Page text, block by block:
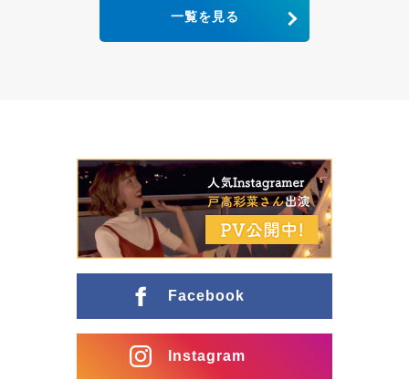
会！ 12月3日(土)4日(日) ■会場：大分県大分市宮河内
ご予約いただいた方には、現地地図をメールまたは郵
一列分多い仕様になっています ダイニング スタイリ
ッシュなキッチンから見えるダイニングにはＷ2600の
壁面収納があり 洗練された3枚引き違いの内装建具が
空間をひきしめてくれます インナーガレージ 家族の
趣味のバイクは専用のインナーガレージを設け、リビ
ングとの行き来がスムーズな間取りに インナーガレー
ジ […]
一覧を見る
Facebook
Instagram